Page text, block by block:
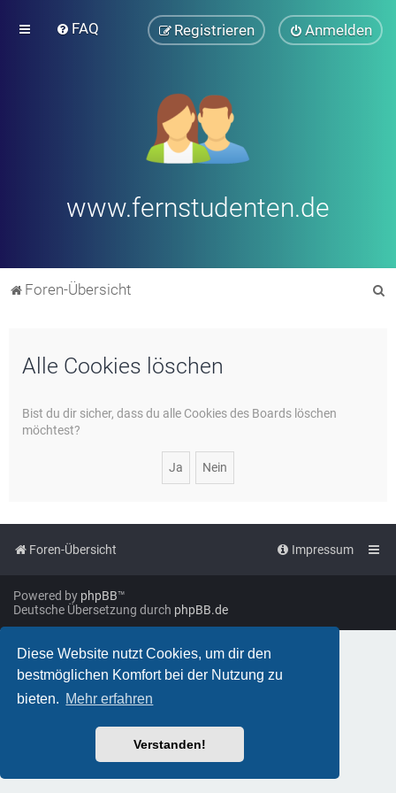
Diese Website nutzt Cookies, um dir den
bestmöglichen Komfort bei der Nutzung zu
bieten. Mehr erfahren
Verstanden!
FAQ Anmelden
Registrieren
www.fernstudenten.de
Foren-Übersicht
Alle Cookies löschen
Bist du dir sicher, dass du alle Cookies des Boards löschen
möchtest?
Foren-Übersicht Impressum
Powered by phpBB™
Deutsche Übersetzung durch phpBB.de